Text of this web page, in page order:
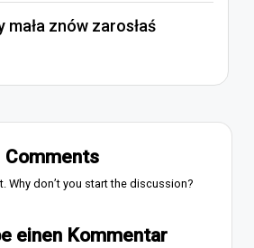
mała znów zarosłaś
Comments
Why don’t you start the discussion?
einen Kommentar